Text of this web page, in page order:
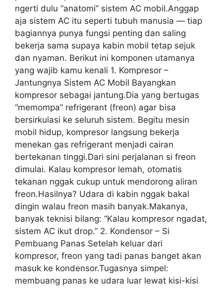
ngerti dulu “anatomi” sistem AC mobil.Anggap
aja sistem AC itu seperti tubuh manusia — tiap
bagiannya punya fungsi penting dan saling
bekerja sama supaya kabin mobil tetap sejuk
dan nyaman. Berikut ini komponen utamanya
yang wajib kamu kenali 1. Kompresor –
Jantungnya Sistem AC Mobil Bayangkan
kompresor sebagai jantung.Dia yang bertugas
“memompa” refrigerant (freon) agar bisa
bersirkulasi ke seluruh sistem. Begitu mesin
mobil hidup, kompresor langsung bekerja
menekan gas refrigerant menjadi cairan
bertekanan tinggi.Dari sini perjalanan si freon
dimulai. Kalau kompresor lemah, otomatis
tekanan nggak cukup untuk mendorong aliran
freon.Hasilnya? Udara di kabin nggak bakal
dingin walau freon masih banyak.Makanya,
banyak teknisi bilang: “Kalau kompresor ngadat,
sistem AC ikut drop.” 2. Kondensor – Si
Pembuang Panas Setelah keluar dari
kompresor, freon yang tadi panas banget akan
masuk ke kondensor.Tugasnya simpel:
membuang panas ke udara luar lewat kisi-kisi